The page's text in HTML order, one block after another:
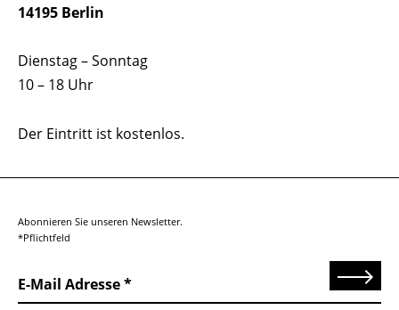
14195 Berlin
Dienstag – Sonntag
10 – 18 Uhr
Der Eintritt ist kostenlos.
Abonnieren Sie unseren Newsletter.
*Pflichtfeld
E-Mail Adresse Senden